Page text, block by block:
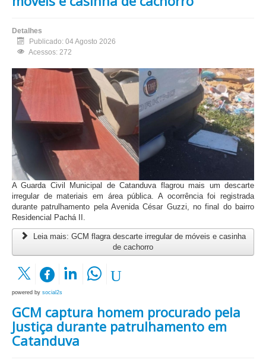
Detalhes
Publicado: 04 Agosto 2026
Acessos: 272
A Guarda Civil Municipal de Catanduva flagrou mais um descarte
irregular de materiais em área pública. A ocorrência foi registrada
durante patrulhamento pela Avenida César Guzzi, no final do bairro
Residencial Pachá II.
Leia mais: GCM flagra descarte irregular de móveis e casinha
de cachorro
powered by social2s
GCM captura homem procurado pela
Justiça durante patrulhamento em
Catanduva